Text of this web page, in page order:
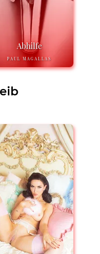
Abhilfe
PAUL MAGALLAS